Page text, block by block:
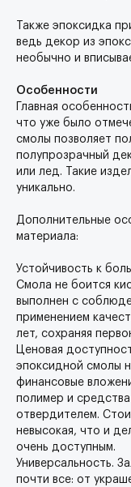
Книги и
Гипермаркет
Прочие товары
Хобби и отдых
Банки
Кафе и
Также эпоксидка
ведь декор из
необычно и
Особенности
Главная
что уже было
смолы позволяет
полупрозрачный
или лед. Такие
уникально.
Дополнительные
материала:
Устойчивость к
Смола не боится
выполнен с
применением
лет, сохраняя
Ценовая
эпоксидной смолы
финансовые
полимер и
отвердителем.
невысокая, что и
очень доступным.
Универсальность.
почти все: от